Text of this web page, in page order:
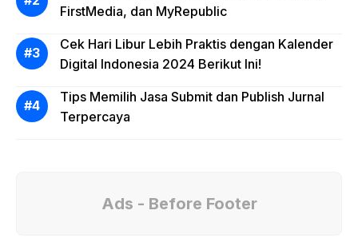
FirstMedia, dan MyRepublic
Cek Hari Libur Lebih Praktis dengan Kalender
Digital Indonesia 2024 Berikut Ini!
Tips Memilih Jasa Submit dan Publish Jurnal
Terpercaya
Ads - Before Footer